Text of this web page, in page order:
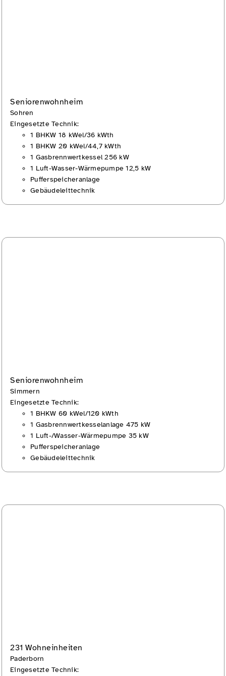
Seniorenwohnheim
Sohren
Eingesetzte Technik:
1 BHKW 18 kWel/36 kWth
1 BHKW 20 kWel/44,7 kWth
1 Gasbrennwertkessel 256 kW
1 Luft-Wasser-Wärmepumpe 12,5 kW
Pufferspeicheranlage
Gebäudeleittechnik
Seniorenwohnheim
Simmern
Eingesetzte Technik:
1 BHKW 60 kWel/120 kWth
1 Gasbrennwertkesselanlage 475 kW
1 Luft-/Wasser-Wärmepumpe 35 kW
Pufferspeicheranlage
Gebäudeleittechnik
231 Wohneinheiten
Paderborn
Eingesetzte Technik: